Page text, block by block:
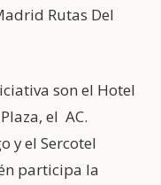
Rutas Del
son el Hotel
el AC.
y el Sercotel
participa la